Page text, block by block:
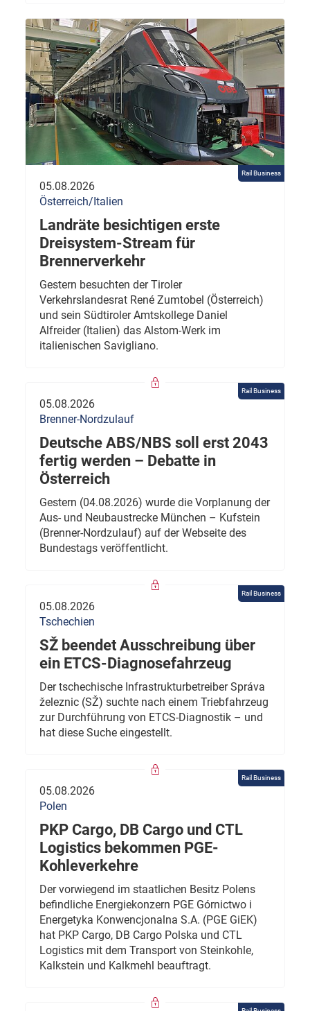
Rail Business
05.08.2026
Österreich/Italien
Landräte besichtigen erste
Dreisystem-Stream für
Brennerverkehr
Gestern besuchten der Tiroler
Verkehrslandesrat René Zumtobel (Österreich)
und sein Südtiroler Amtskollege Daniel
Alfreider (Italien) das Alstom-Werk im
italienischen Savigliano.
Rail Business
05.08.2026
Brenner-Nordzulauf
Deutsche ABS/NBS soll erst 2043
fertig werden – Debatte in
Österreich
Gestern (04.08.2026) wurde die Vorplanung der
Aus- und Neubaustrecke München – Kufstein
(Brenner-Nordzulauf) auf der Webseite des
Bundestags veröffentlicht.
Rail Business
05.08.2026
Tschechien
SŽ beendet Ausschreibung über
ein ETCS-Diagnosefahrzeug
Der tschechische Infrastrukturbetreiber Správa
železnic (SŽ) suchte nach einem Triebfahrzeug
zur Durchführung von ETCS-Diagnostik – und
hat diese Suche eingestellt.
Rail Business
05.08.2026
Polen
PKP Cargo, DB Cargo und CTL
Logistics bekommen PGE-
Kohleverkehre
Der vorwiegend im staatlichen Besitz Polens
befindliche Energiekonzern PGE Górnictwo i
Energetyka Konwencjonalna S.A. (PGE GiEK)
hat PKP Cargo, DB Cargo Polska und CTL
Logistics mit dem Transport von Steinkohle,
Kalkstein und Kalkmehl beauftragt.